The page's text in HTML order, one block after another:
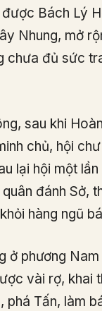
Bách Lý
Nhung, mở
chưa đủ sức
sau khi
chủ, hội
lại hội một
đánh Sở,
hàng ngũ
ở phương
vài rợ, khai
phá Tấn, làm